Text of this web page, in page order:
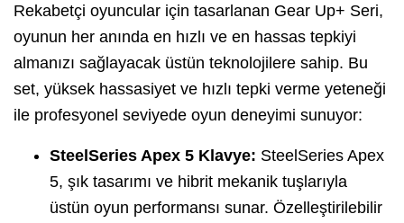
Rekabetçi oyuncular için tasarlanan Gear Up+ Seri,
oyunun her anında en hızlı ve en hassas tepkiyi
almanızı sağlayacak üstün teknolojilere sahip. Bu
set, yüksek hassasiyet ve hızlı tepki verme yeteneği
ile profesyonel seviyede oyun deneyimi sunuyor:
SteelSeries Apex 5 Klavye: SteelSeries Apex
5, şık tasarımı ve hibrit mekanik tuşlarıyla
üstün oyun performansı sunar. Özelleştirilebilir